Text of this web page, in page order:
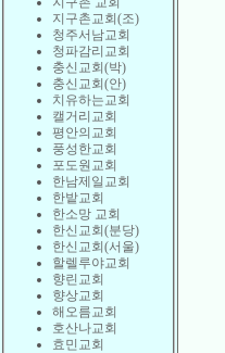
지구촌교회(조)
청주서남교회
청파감리교회
충신교회(박)
충신교회(안)
치유하는교회
캘거리교회
평안의교회
풍성한교회
포도원교회
한남제일교회
한밭교회
한소망 교회
한신교회(분당)
한신교회(서울)
할렐루야교회
향린교회
향상교회
해오름교회
호산나교회
효민교회